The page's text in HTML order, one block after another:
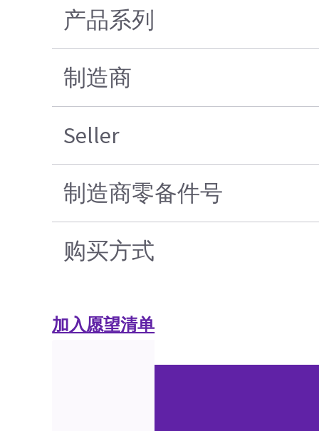
产品系列
制造商
Seller
制造商零备件号
购买方式
加入愿望清单